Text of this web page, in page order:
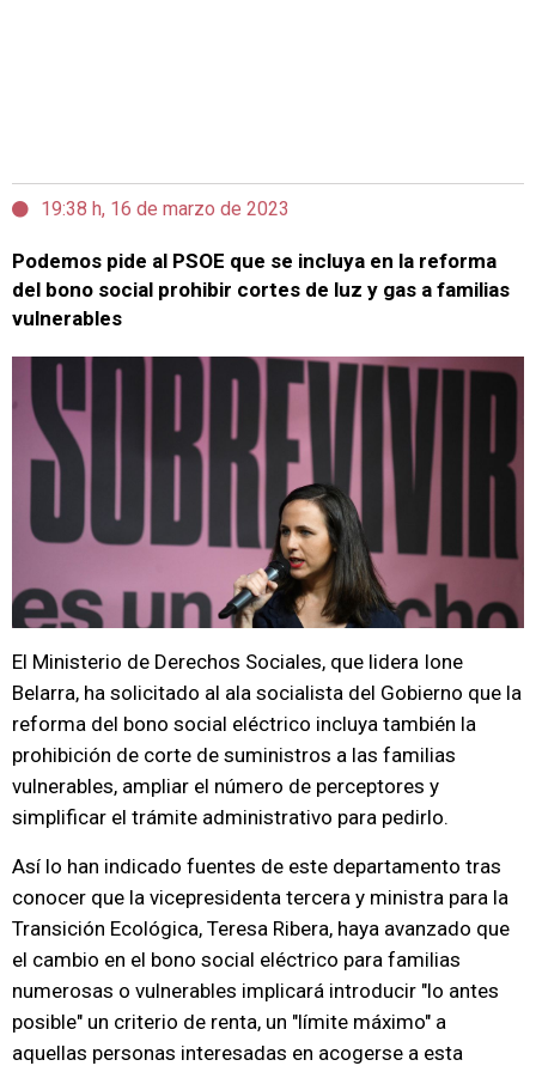
19:38 h, 16 de marzo de 2023
Podemos pide al PSOE que se incluya en la reforma
del bono social prohibir cortes de luz y gas a familias
vulnerables
El Ministerio de Derechos Sociales, que lidera Ione
Belarra, ha solicitado al ala socialista del Gobierno que la
reforma del bono social eléctrico incluya también la
prohibición de corte de suministros a las familias
vulnerables, ampliar el número de perceptores y
simplificar el trámite administrativo para pedirlo.
Así lo han indicado fuentes de este departamento tras
conocer que la vicepresidenta tercera y ministra para la
Transición Ecológica, Teresa Ribera, haya avanzado que
el cambio en el bono social eléctrico para familias
numerosas o vulnerables implicará introducir "lo antes
posible" un criterio de renta, un "límite máximo" a
aquellas personas interesadas en acogerse a esta